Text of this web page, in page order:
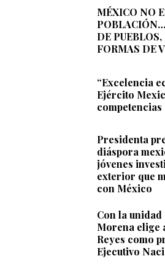
MÉXICO NO
DE PUEBLOS,
FORMAS DE
“Excelencia
Ejército
Presidenta
diáspora
jóvenes
exterior que
con México
Con la
Morena elige
Reyes como
Ejecutivo